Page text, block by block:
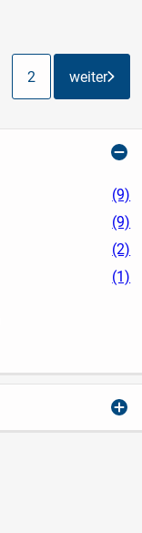
2 weiter
(9)
(9)
(2)
(1)